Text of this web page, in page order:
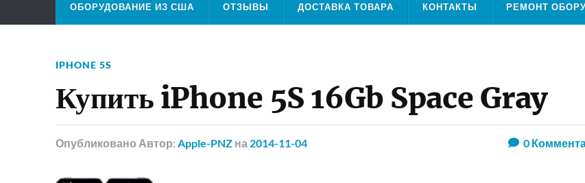
ОБОРУДОВАНИЕ ИЗ США ОТЗЫВЫ ДОСТАВКА ТОВАРА КОНТАКТЫ РЕМОНТ
IPHONE 5S
Купить iPhone 5S 16Gb Space Gray
Опубликовано Автор: Apple-PNZ на 2014-11-04 0